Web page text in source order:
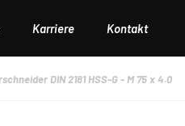
Karriere Kontakt
DIN 2181 HSS-G - M 75 x 4.0